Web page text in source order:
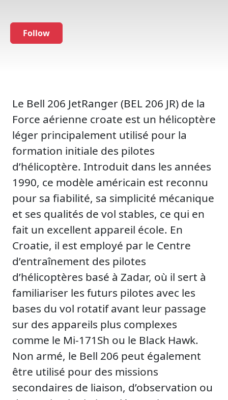
Follow
Le Bell 206 JetRanger (BEL 206 JR) de la
Force aérienne croate est un hélicoptère
léger principalement utilisé pour la
formation initiale des pilotes
d’hélicoptère. Introduit dans les années
1990, ce modèle américain est reconnu
pour sa fiabilité, sa simplicité mécanique
et ses qualités de vol stables, ce qui en
fait un excellent appareil école. En
Croatie, il est employé par le Centre
d’entraînement des pilotes
d’hélicoptères basé à Zadar, où il sert à
familiariser les futurs pilotes avec les
bases du vol rotatif avant leur passage
sur des appareils plus complexes
comme le Mi-171Sh ou le Black Hawk.
Non armé, le Bell 206 peut également
être utilisé pour des missions
secondaires de liaison, d’observation ou